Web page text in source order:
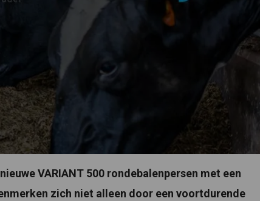
VARIANT 500 rondebalenpersen met een
zich niet alleen door een voortdurende